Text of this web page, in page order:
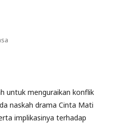
untuk menguraikan konflik
naskah drama Cinta Mati
implikasinya terhadap